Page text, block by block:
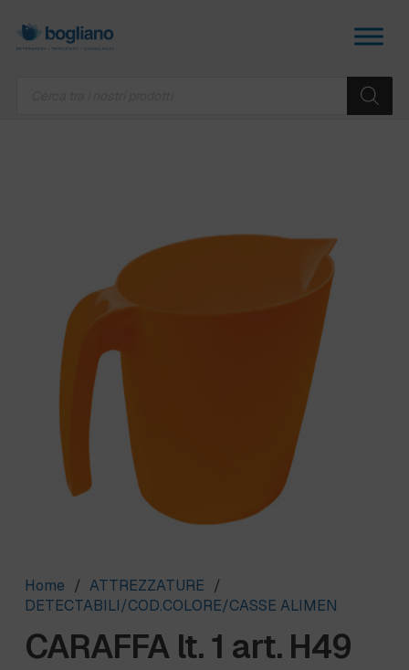
Home / ATTREZZATURE /
DETECTABILI/COD.COLORE/CASSE ALIMEN
CARAFFA lt. 1 art. H49